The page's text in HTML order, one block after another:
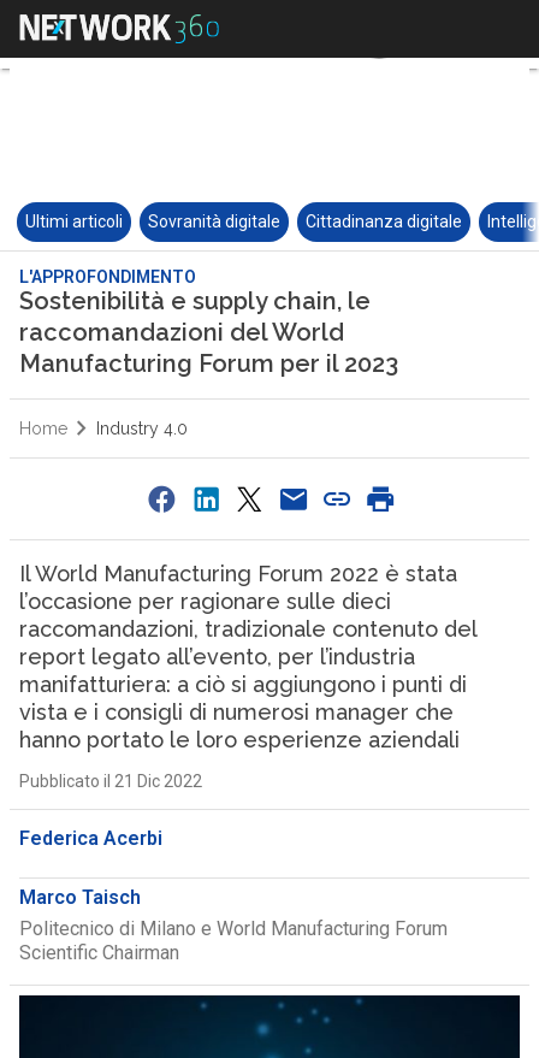
Ultimi articoli Sovranità digitale Cittadinanza digitale
L'APPROFONDIMENTO
Sostenibilità e supply chain, le
raccomandazioni del World
Manufacturing Forum per il 2023
Home Industry 4.0
Il World Manufacturing Forum 2022 è stata
l’occasione per ragionare sulle dieci
raccomandazioni, tradizionale contenuto del
report legato all’evento, per l’industria
manifatturiera: a ciò si aggiungono i punti di
vista e i consigli di numerosi manager che
hanno portato le loro esperienze aziendali
Pubblicato il 21 Dic 2022
Federica Acerbi
Marco Taisch
Politecnico di Milano e World Manufacturing Forum
Scientific Chairman